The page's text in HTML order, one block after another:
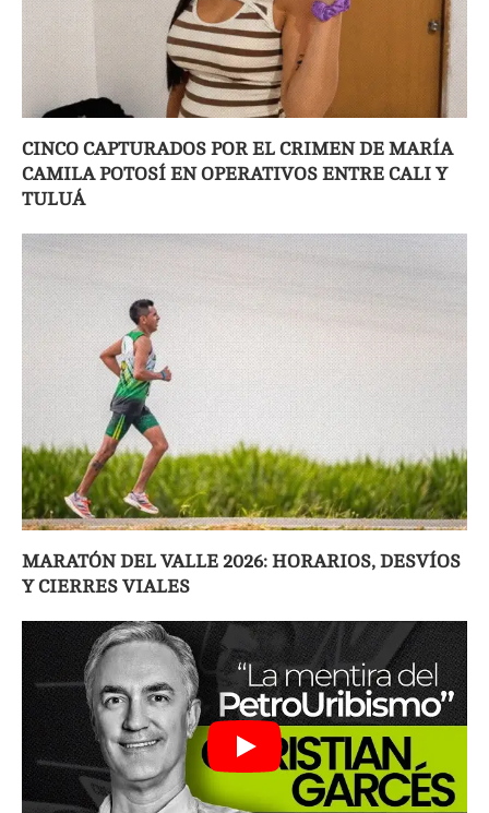
CINCO CAPTURADOS POR EL CRIMEN DE MARÍA
CAMILA POTOSÍ EN OPERATIVOS ENTRE CALI Y
TULUÁ
MARATÓN DEL VALLE 2026: HORARIOS, DESVÍOS
Y CIERRES VIALES